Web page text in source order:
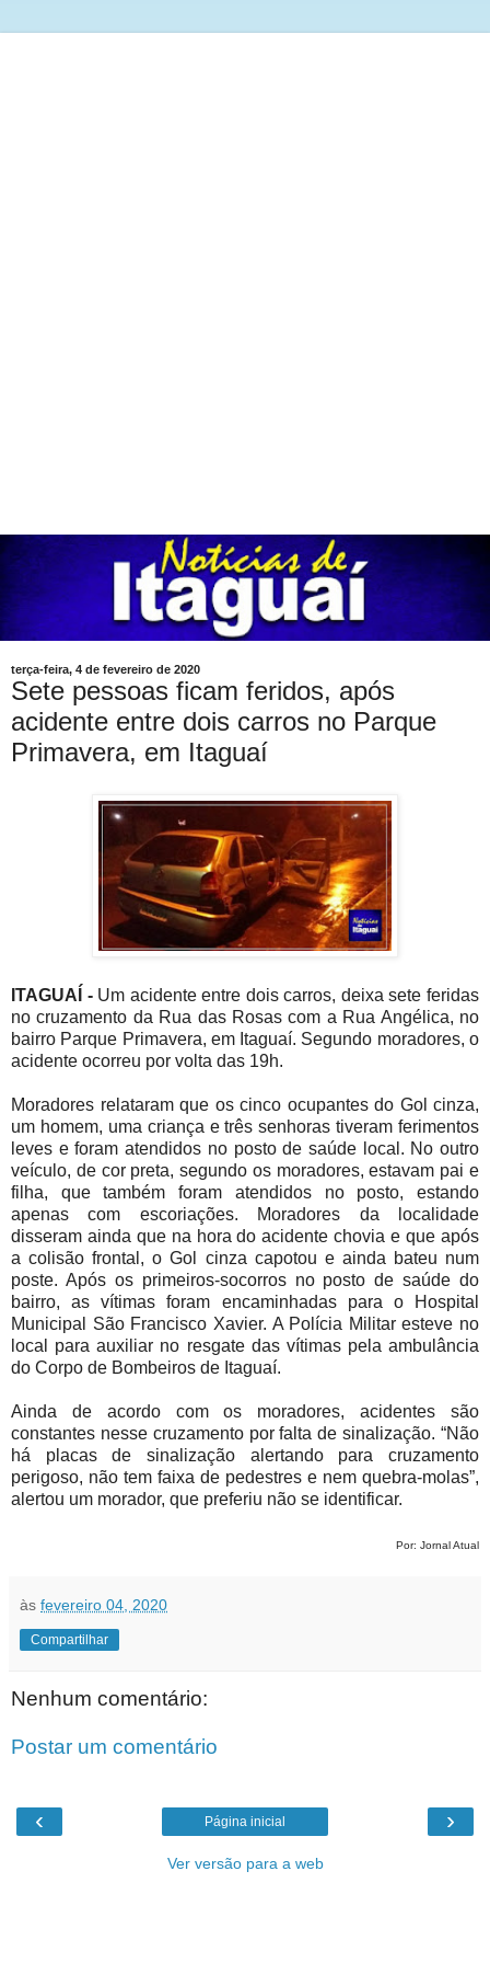
terça-feira, 4 de fevereiro de 2020
Sete pessoas ficam feridos, após
acidente entre dois carros no Parque
Primavera, em Itaguaí
ITAGUAÍ - Um acidente entre dois carros, deixa sete feridas
no cruzamento da Rua das Rosas com a Rua Angélica, no
bairro Parque Primavera, em Itaguaí. Segundo moradores, o
acidente ocorreu por volta das 19h.
Moradores relataram que os cinco ocupantes do Gol cinza,
um homem, uma criança e três senhoras tiveram ferimentos
leves e foram atendidos no posto de saúde local. No outro
veículo, de cor preta, segundo os moradores, estavam pai e
filha, que também foram atendidos no posto, estando
apenas com escoriações. Moradores da localidade
disseram ainda que na hora do acidente chovia e que após
a colisão frontal, o Gol cinza capotou e ainda bateu num
poste. Após os primeiros-socorros no posto de saúde do
bairro, as vítimas foram encaminhadas para o Hospital
Municipal São Francisco Xavier. A Polícia Militar esteve no
local para auxiliar no resgate das vítimas pela ambulância
do Corpo de Bombeiros de Itaguaí.
Ainda de acordo com os moradores, acidentes são
constantes nesse cruzamento por falta de sinalização. “Não
há placas de sinalização alertando para cruzamento
perigoso, não tem faixa de pedestres e nem quebra-molas”,
alertou um morador, que preferiu não se identificar.
Por: Jornal Atual
às fevereiro 04, 2020
Compartilhar
Nenhum comentário:
Postar um comentário
‹ ›
Página inicial
Ver versão para a web